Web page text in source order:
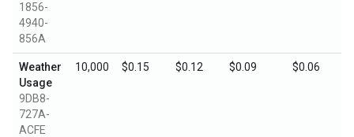
1856-
4940-
856A
Weather
Usage
9DB8-
727A-
ACFE
10,000 $0.15 $0.12 $0.09 $0.06